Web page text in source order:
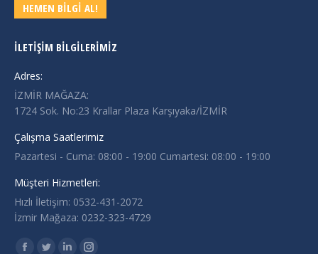
HEMEN BİLGİ AL!
İLETIŞIM BILGILERIMIZ
Adres:
İZMİR MAĞAZA:
1724 Sok. No:23 Krallar Plaza Karşıyaka/İZMİR
Çalışma Saatlerimiz
Pazartesi - Cuma: 08:00 - 19:00 Cumartesi: 08:00 - 19:00
Müşteri Hizmetleri:
Hızlı İletişim: 0532-431-2072
İzmir Mağaza: 0232-323-4729
Find us on: